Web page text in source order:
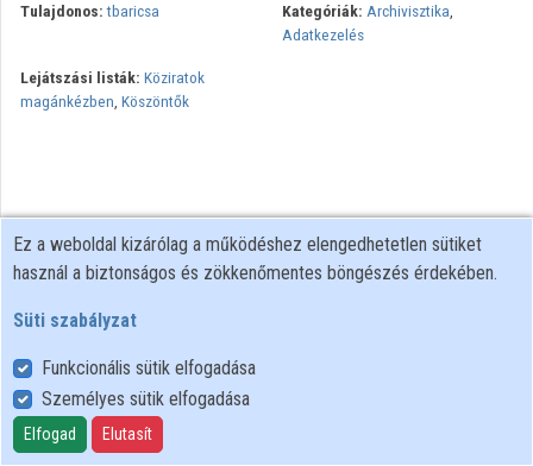
Tulajdonos: tbaricsa Kategóriák: Archivisztika,
Adatkezelés
Lejátszási listák: Köziratok
magánkézben, Köszöntők
Felhasználói szabályzat
Adatkezelési tájékoztató
Süti szabályzat
Ez a weboldal kizárólag a működéshez elengedhetetlen sütiket
használ a biztonságos és zökkenőmentes böngészés érdekében.
Süti szabályzat
Funkcionális sütik elfogadása
Személyes sütik elfogadása
Elfogad Elutasít